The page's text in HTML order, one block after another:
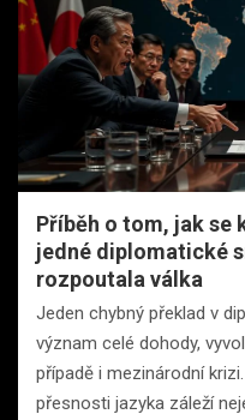
Příběh o tom, jak se
jedné diplomatické
rozpoutala válka
Jeden chybný překlad v
význam celé dohody,
případě i mezinárodní
přesnosti jazyka záleží